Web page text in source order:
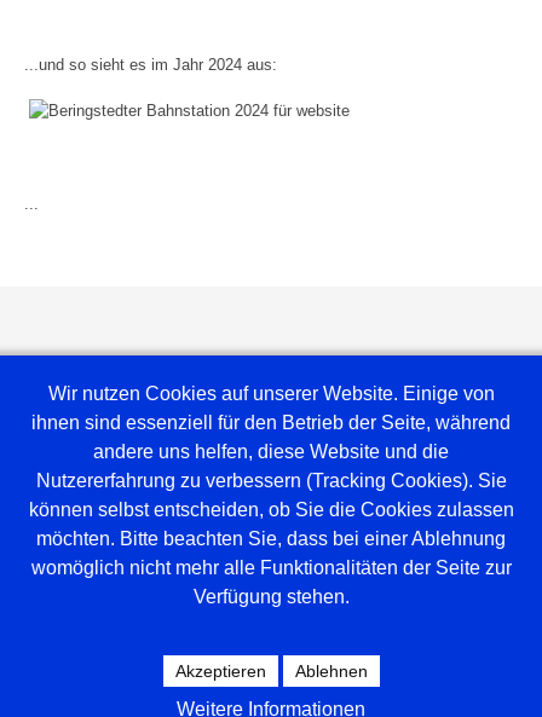
...und so sieht es im Jahr 2024 aus:
Weblinks
Spielplan Tischtennis
Hallenbelegung
Wir nutzen Cookies auf unserer Website. Einige von
ihnen sind essenziell für den Betrieb der Seite, während
andere uns helfen, diese Website und die
Nutzererfahrung zu verbessern (Tracking Cookies). Sie
können selbst entscheiden, ob Sie die Cookies zulassen
möchten. Bitte beachten Sie, dass bei einer Ablehnung
womöglich nicht mehr alle Funktionalitäten der Seite zur
Verfügung stehen.
Akzeptieren Ablehnen
Weitere Informationen